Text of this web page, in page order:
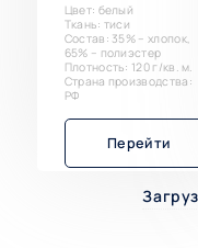
Цвет: белый
Ткань: тиси
Состав: 35% – хлопок,
65% – полиэстер
Плотность: 120 г/кв. м.
Страна производства:
РФ
Перейти